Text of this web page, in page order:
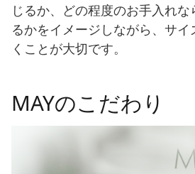
じるか、どの程度のお手入れ
るかをイメージしながら、サ
くことが大切です。
MAYのこだわり